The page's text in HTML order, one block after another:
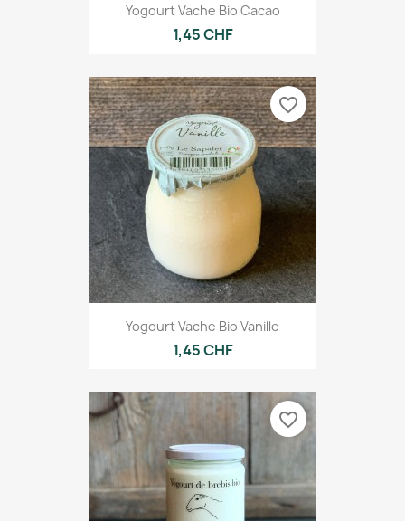
Yogourt Vache Bio Cacao
1,45 CHF
Yogourt Vache Bio Vanille
1,45 CHF
favorite_border
favorite_border